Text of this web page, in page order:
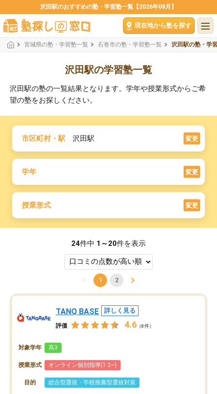
沢田駅のおすすめの塾・学習塾一覧【2026年08月】
現在地から塾を探す
宮城県の塾・学習塾一覧 石巻市の塾・学習塾一覧 沢田駅の塾・学
沢田駅の学習塾一覧
沢田駅の塾の一覧結果となります。学年や授業形式からご希
望の塾をお探しください。
市区町村・駅 沢田駅 変更
学年 変更
授業形式 変更
24件中 1～20件を表示
1 2
TANQ BASE 詳しく見る
評価 4.6 （8件）
対象学年 高3
授業形式 オンライン個別指導(1:2~)
目的 総合型選抜・学校推薦型選抜対策